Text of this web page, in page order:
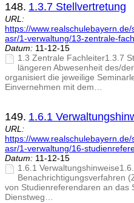
148. 1.3.7 Stellvertretung
URL:
https://
asr/1-verwaltung/13-zentrale-
Datum: 11-12-15
1.3 Zentrale Fachleiter1.3.7
längeren Abwesenheit des/
organisiert die jeweilige
Einvernehmen mit dem…
149. 1.6.1
URL:
https://
asr/1-verwaltung/16-
Datum: 11-12-15
1.6.1
Benachrichtigungsverfahren
von Studienreferendaren an das
Dienstweg…